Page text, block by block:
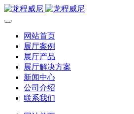
网站首页
展厅案例
展厅产品
展厅解决方案
新闻中心
公司介绍
联系我们